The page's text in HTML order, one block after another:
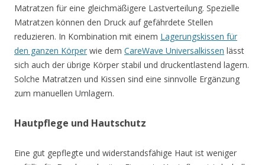
Matratzen für eine gleichmäßigere Lastverteilung. Spezielle
Matratzen können den Druck auf gefährdete Stellen
reduzieren. In Kombination mit einem Lagerungskissen für
den ganzen Körper wie dem CareWave Universalkissen lässt
sich auch der übrige Körper stabil und druckentlastend lagern.
Solche Matratzen und Kissen sind eine sinnvolle Ergänzung
zum manuellen Umlagern.
Hautpflege und Hautschutz
Eine gut gepflegte und widerstandsfähige Haut ist weniger